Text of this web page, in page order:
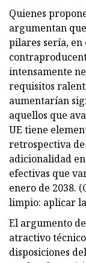
Quienes
argumentan
pilares sería, en
intensamente
requisitos
aumentarían
aquellos que
UE tiene
retrospectiva de
adicionalidad
efectivas que
enero de 2038.
limpio: aplicar
El argumento
atractivo
disposiciones